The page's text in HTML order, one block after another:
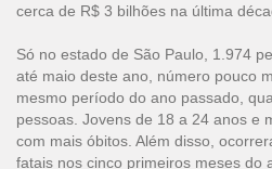
cerca de R$ 3 bilhões na última
Só no estado de São Paulo, 1.974
até maio deste ano, número pouco
mesmo período do ano passado,
pessoas. Jovens de 18 a 24 anos e
com mais óbitos. Além disso,
fatais nos cinco primeiros meses do